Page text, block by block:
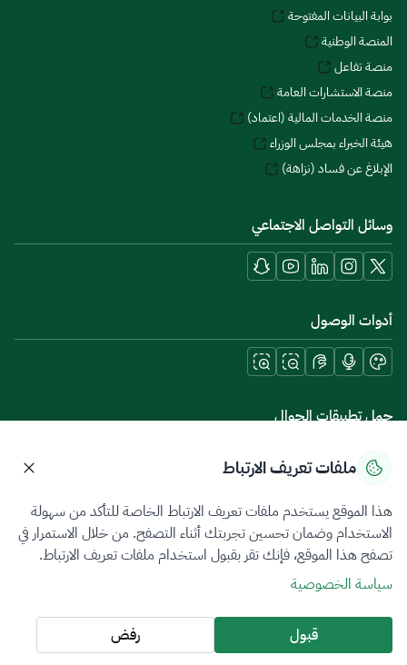
بوابة البيانات المفتوحة
المنصة الوطنية
منصة تفاعل
منصة الاستشارات العامة
منصة الخدمات المالية (اعتماد)
هيئة الخبراء بمجلس الوزراء
الإبلاغ عن فساد (نزاهة)
وسائل التواصل الاجتماعي
أدوات الوصول
حمل تطبيقات الجوال
سياسة الخصوصيةشروط الاستخدامخريطة الموقع
جميع الحقوق محفوظة 2026 © ZATCA.GOV.SA
تم تطويره وصيانته بواسطة هيئة الزكاة والضريبة والجمارك
آخر تحديث للموقع في
ملفات تعريف الارتباط
هذا الموقع يستخدم ملفات تعريف الارتباط الخاصة للتأكد من سهولة
الاستخدام وضمان تحسين تجربتك أثناء التصفح. من خلال الاستمرار في
تصفح هذا الموقع، فإنك تقر بقبول استخدام ملفات تعريف الارتباط.
سياسة الخصوصية
قبول
رفض